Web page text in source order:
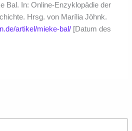
Bal. In: Online-Enzyklopädie der
Hrsg. von Marília Jöhnk.
artikel/mieke-bal/[Datum des